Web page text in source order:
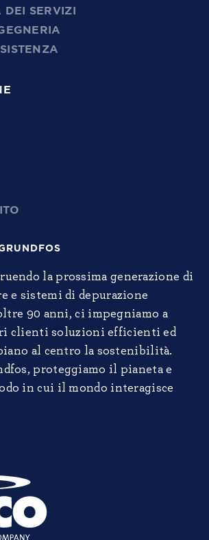
DEI SERVIZI
la prossima generazione di
e sistemi di depurazione
90 anni, ci impegniamo a
clienti soluzioni efficienti ed
al centro la sostenibilità.
proteggiamo il pianeta e
in cui il mondo interagisce